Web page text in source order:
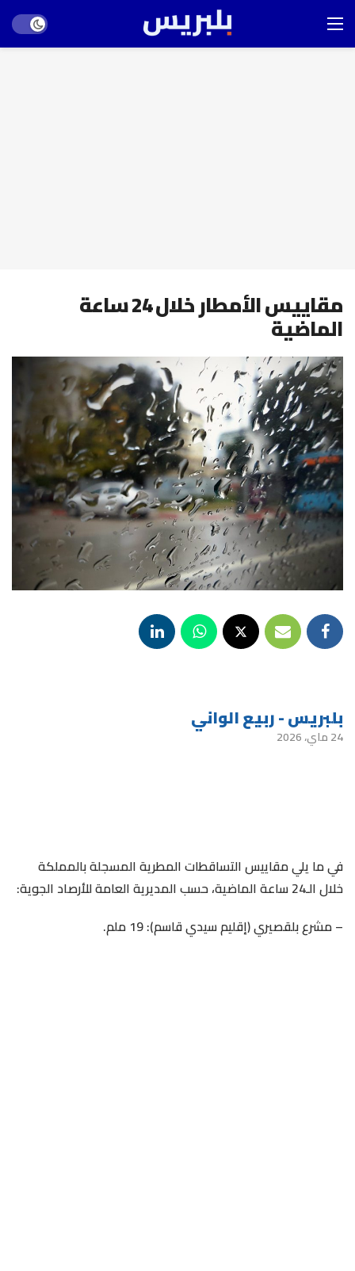
mode
مقاييس الأمطار خلال 24 ساعة
الماضية
بلبريس - ربيع الواني
24 ماي، 2026
في ما يلي مقاييس التساقطات المطرية المسجلة بالمملكة
خلال الـ24 ساعة الماضية، حسب المديرية العامة للأرصاد الجوية:
– مشرع بلقصيري (إقليم سيدي قاسم): 19 ملم.